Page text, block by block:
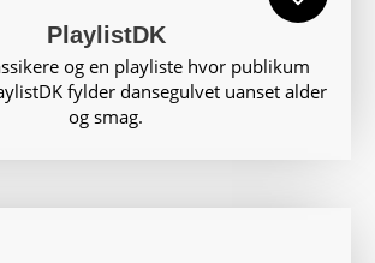
PlaylistDK
og en playliste hvor publikum
fylder dansegulvet uanset alder
og smag.